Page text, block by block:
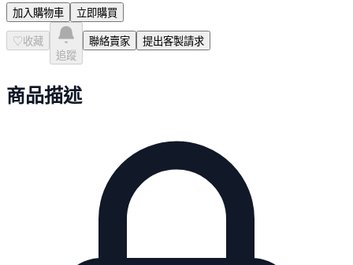
加入購物車 立即購買
♡ 收藏
追蹤
聯絡賣家 提出客製請求
商品描述